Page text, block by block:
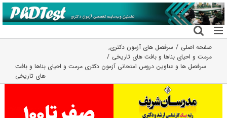
رفتن
به
محتوا
صفحه اصلی سرفصل های آزمون دکتری,
مرمت و احیای بناها و بافت های تاریخی
سرفصل ها و عناوین دروس امتحانی آزمون دکتری مرمت و احیای بناها و بافت
های تاریخی